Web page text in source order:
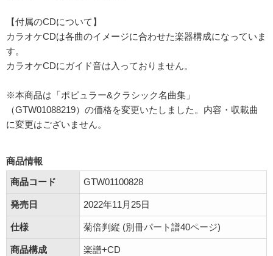
【付属のCDについて】
カラオケCDは各曲のイメージに合わせた楽器構成になっていま
す。
カラオケCDにガイド音は入っておりません。
※本商品は「ポピュラー&クラシック名曲集」
（GTW01088219）の価格を変更いたしました。内容・収載曲
に変更はございません。
商品情報
商品コード
GTW01100828
発売日 2022年11月25日
仕様 菊倍判縦 (別冊パート譜40ページ)
商品構成 楽譜+CD